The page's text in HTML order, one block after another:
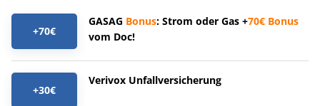
+70€
GASAG Bonus: Strom oder Gas +70€ Bonus
vom Doc!
+30€
Verivox Unfallversicherung